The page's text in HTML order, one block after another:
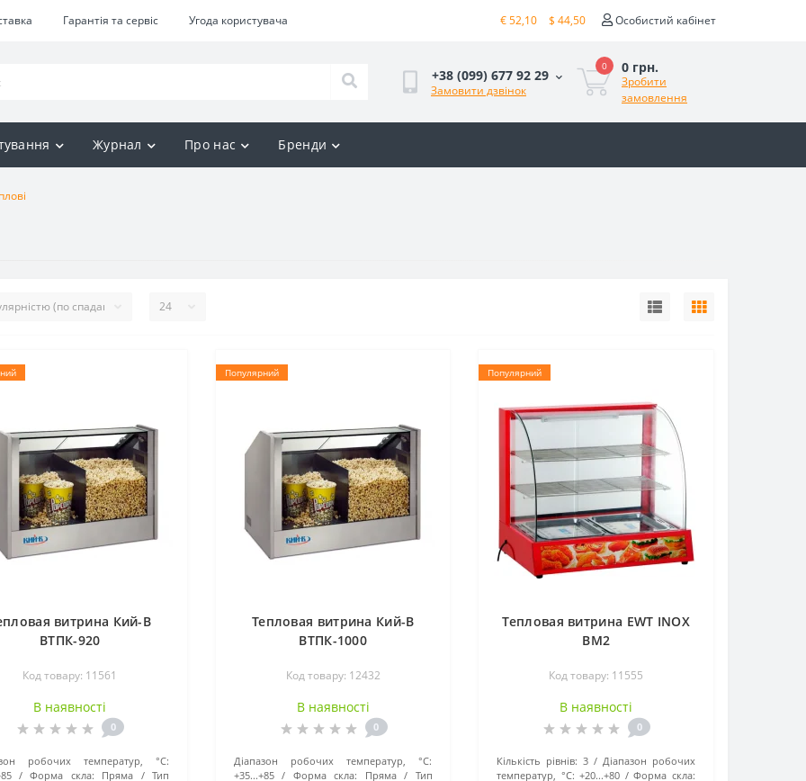
Гарантія та сервіс Угода користувача € 52,10 $ 44,50 Особистий кабінет
+38 (099) 677 92 29
Замовити дзвінок
0 0 грн.
Зробити
замовлення
Журнал Про нас Бренди
витрина Кий-В
ВТПК-920
Код товару: 11561
В наявності
0
робочих температур, °C:
Форма скла: Пряма
Тип
Популярний
Тепловая витрина Кий-В
ВТПК-1000
Код товару: 12432
В наявності
0
Діапазон робочих температур, °C:
+35...+85
Форма скла: Пряма
Тип
Популярний
Тепловая витрина EWT INOX
BM2
Код товару: 11555
В наявності
0
Кількість рівнів: 3
Діапазон робочих
температур, °C: +20...+80
Форма скла: